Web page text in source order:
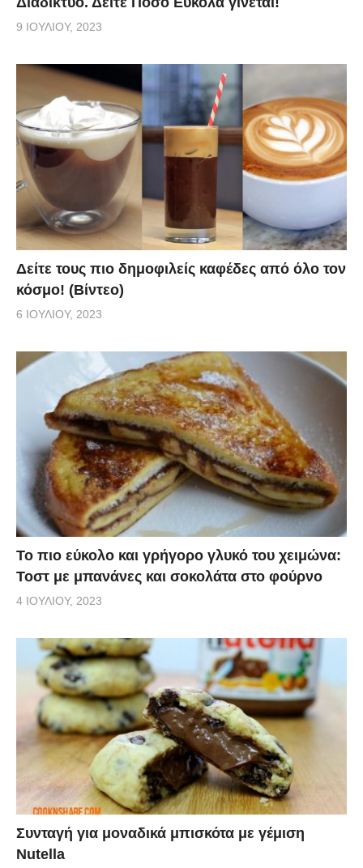
9 ΙΟΥΛΊΟΥ, 2023
Δείτε τους πιο δημοφιλείς καφέδες από όλο τον
κόσμο! (Βίντεο)
6 ΙΟΥΛΊΟΥ, 2023
Το πιο εύκολο και γρήγορο γλυκό του χειμώνα:
Τοστ με μπανάνες και σοκολάτα στο φούρνο
4 ΙΟΥΛΊΟΥ, 2023
Συνταγή για μοναδικά μπισκότα με γέμιση
Nutella